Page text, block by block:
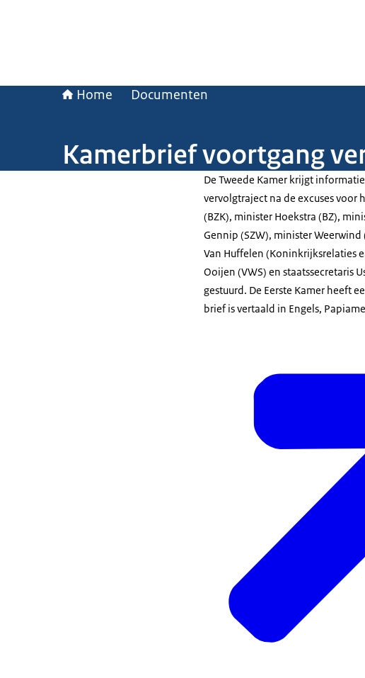
Home Documenten
Kamerbrief voortgang
De Tweede Kamer krijgt
vervolgtraject na de excuses voor
(BZK), minister Hoekstra (BZ),
Gennip (SZW), minister
Van Huffelen (Koninkrijksrelaties
Ooijen (VWS) en staatssecretaris
gestuurd. De Eerste Kamer heeft
brief is vertaald in Engels,